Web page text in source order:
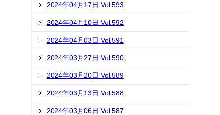
2024年04月17日 Vol.593
2024年04月10日 Vol.592
2024年04月03日 Vol.591
2024年03月27日 Vol.590
2024年03月20日 Vol.589
2024年03月13日 Vol.588
2024年03月06日 Vol.587